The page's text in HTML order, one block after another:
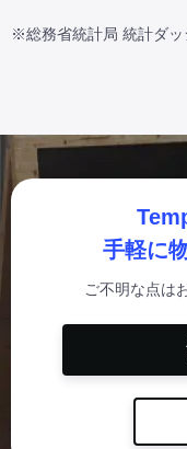
※総務省統計局 統計ダ
手軽に
ご不明な点は